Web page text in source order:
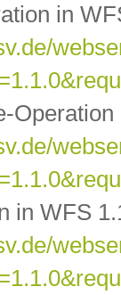
in
in WFS